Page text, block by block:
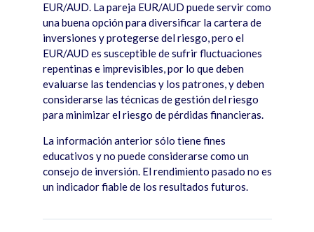
EUR/AUD. La pareja EUR/AUD puede servir como
una buena opción para diversificar la cartera de
inversiones y protegerse del riesgo, pero el
EUR/AUD es susceptible de sufrir fluctuaciones
repentinas e imprevisibles, por lo que deben
evaluarse las tendencias y los patrones, y deben
considerarse las técnicas de gestión del riesgo
para minimizar el riesgo de pérdidas financieras.
La información anterior sólo tiene fines
educativos y no puede considerarse como un
consejo de inversión. El rendimiento pasado no es
un indicador fiable de los resultados futuros.